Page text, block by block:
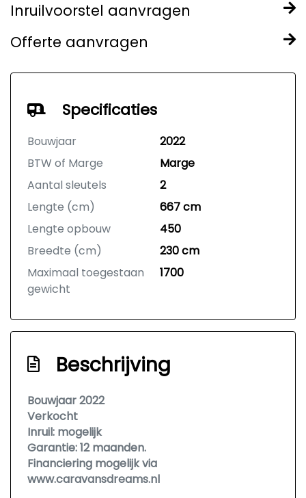
Inruilvoorstel aanvragen
Offerte aanvragen
Specificaties
Bouwjaar
2022
BTW of Marge
Marge
Aantal sleutels
2
Lengte (cm)
667 cm
Lengte opbouw
450
Breedte (cm)
230 cm
Maximaal toegestaan
gewicht
1700
Beschrijving
Bouwjaar 2022
Verkocht
Inruil: mogelijk
Garantie: 12 maanden.
Financiering mogelijk via
www.caravansdreams.nl